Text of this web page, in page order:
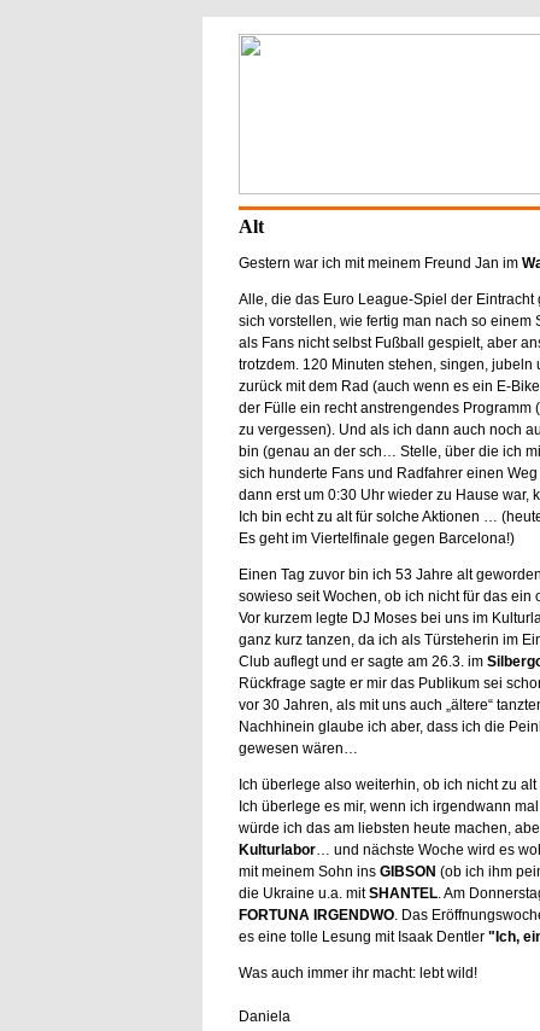
Alt
Gestern war ich mit meinem Freund Jan im
Alle, die das Euro League-Spiel der
sich vorstellen, wie fertig man nach so einem
als Fans nicht selbst Fußball gespielt, aber
trotzdem. 120 Minuten stehen, singen, jubeln
zurück mit dem Rad (auch wenn es ein E-
der Fülle ein recht anstrengendes Programm
zu vergessen). Und als ich dann auch noch
bin (genau an der sch… Stelle, über die ich
sich hunderte Fans und Radfahrer einen
dann erst um 0:30 Uhr wieder zu Hause war,
Ich bin echt zu alt für solche Aktionen …
Es geht im Viertelfinale gegen Barcelona!)
Einen Tag zuvor bin ich 53 Jahre alt
sowieso seit Wochen, ob ich nicht für das
Vor kurzem legte DJ Moses bei uns im
ganz kurz tanzen, da ich als Türsteherin im
Club auflegt und er sagte am 26.3. im
Rückfrage sagte er mir das Publikum sei
vor 30 Jahren, als mit uns auch „ältere“
Nachhinein glaube ich aber, dass ich die
gewesen wären…
Ich überlege also weiterhin, ob ich nicht zu
Ich überlege es mir, wenn ich irgendwann
würde ich das am liebsten heute machen,
Kulturlabor… und nächste Woche wird es
mit meinem Sohn ins GIBSON (ob ich ihm
die Ukraine u.a. mitSHANTEL. Am
FORTUNA IRGENDWO. Das
es eine tolle Lesung mit Isaak Dentler "Ich,
Was auch immer ihr macht: lebt wild!
Daniela